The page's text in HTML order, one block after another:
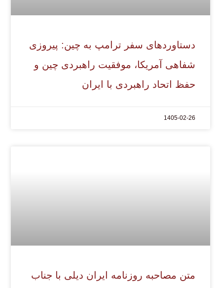
دستاوردهای سفر ترامپ به چین: پیروزی
شفاهی آمریکا، موفقیت راهبردی چین و
حفظ اتحاد راهبردی با ایران
1405-02-26
متن مصاحبه روزنامه ایران دیلی با جناب